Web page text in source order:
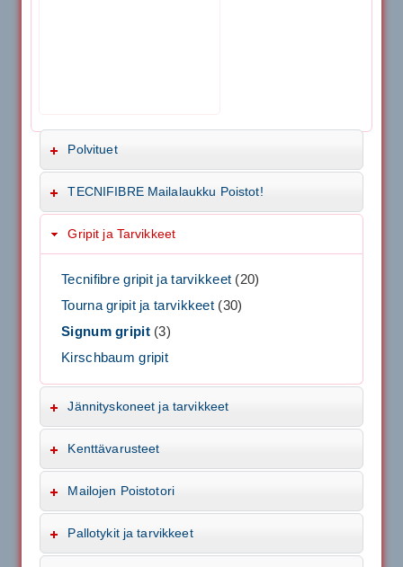
Polvituet
TECNIFIBRE Mailalaukku Poistot!
Gripit ja Tarvikkeet
Tecnifibre gripit ja tarvikkeet (20)
Tourna gripit ja tarvikkeet(30)
Signum gripit(3)
Kirschbaum gripit
Jännityskoneet ja tarvikkeet
Kenttävarusteet
Mailojen Poistotori
Pallotykit ja tarvikkeet